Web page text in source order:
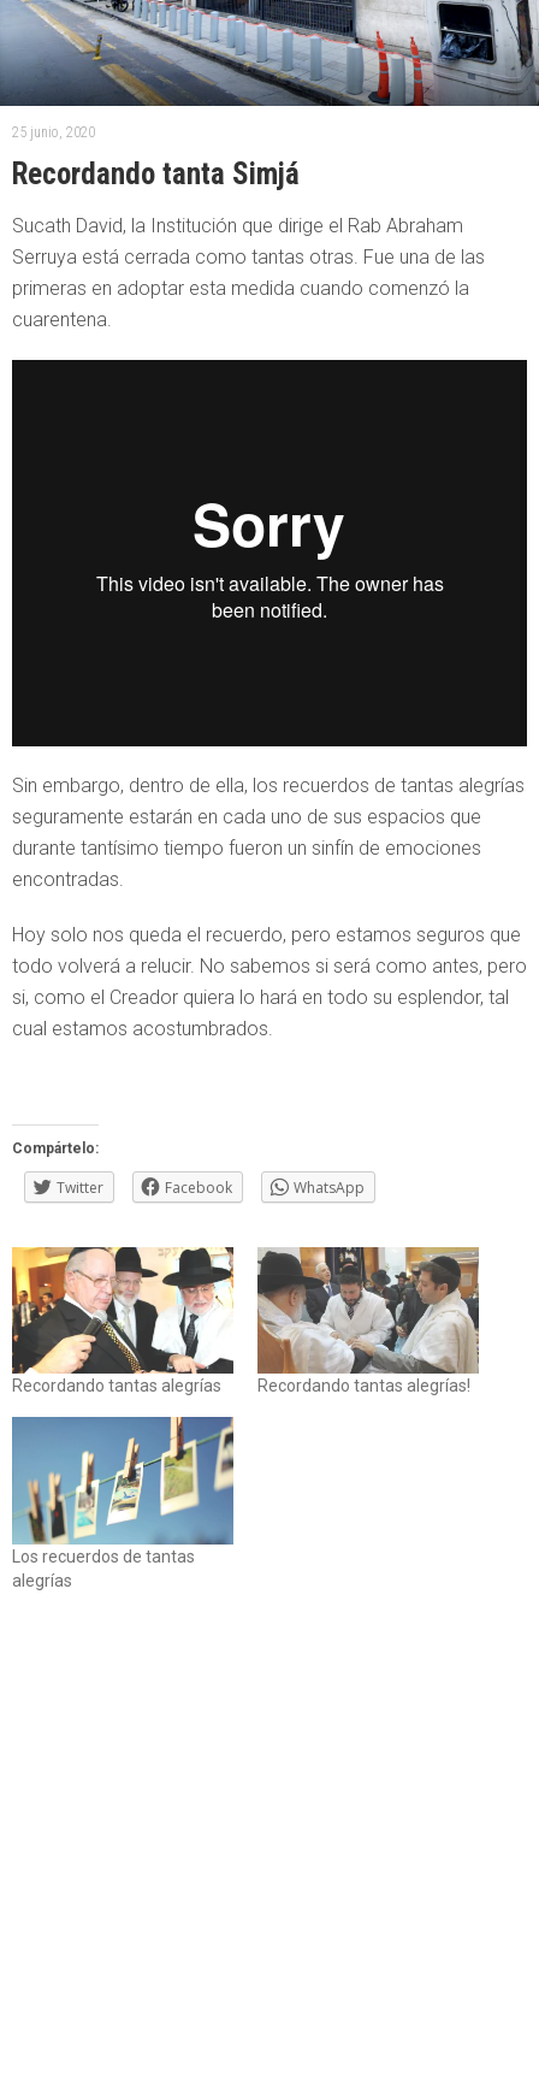
25 junio, 2020
Recordando tanta Simjá
Sucath David, la Institución que dirige el Rab Abraham
Serruya está cerrada como tantas otras. Fue una de las
primeras en adoptar esta medida cuando comenzó la
cuarentena.
Sin embargo, dentro de ella, los recuerdos de tantas alegrías
seguramente estarán en cada uno de sus espacios que
durante tantísimo tiempo fueron un sinfín de emociones
encontradas.
Hoy solo nos queda el recuerdo, pero estamos seguros que
todo volverá a relucir. No sabemos si será como antes, pero
si, como el Creador quiera lo hará en todo su esplendor, tal
cual estamos acostumbrados.
Compártelo:
Twitter Facebook WhatsApp
Recordando tantas alegrías Recordando tantas alegrías!
Los recuerdos de tantas
alegrías